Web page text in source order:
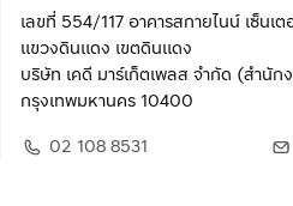
เลขที่ 554/117 อาคารสกายไนน์ เซ็น
แขวงดินแดง เขตดินแดง
บริษัท เคดี มาร์เก็ตเพลส จำกัด (สำนัก
กรุงเทพมหานคร 10400
02 108 8531